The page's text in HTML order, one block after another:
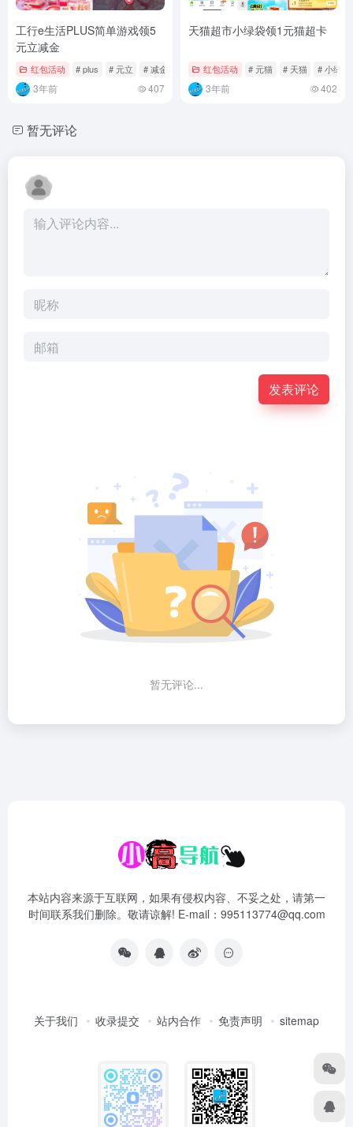
工行e生活PLUS简单游戏领5
元立减金
红包活动 # plus # 元立 # 减金
3年前 407
天猫超市小绿袋领1元猫超卡
红包活动 # 元猫 # 天猫 # 小绿袋
3年前 402
暂无评论
发表评论
暂无评论...
本站内容来源于互联网，如果有侵权内容、不妥之处，请第一
时间联系我们删除。敬请谅解! E-mail：995113774@qq.com
关于我们 收录提交 站内合作 免责声明 sitemap